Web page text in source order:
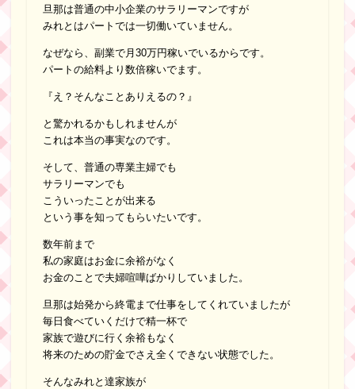
旦那は普通の中小企業のサラリーマンですが
みれとはパートでは一切働いていません。
なぜなら、副業で月30万円稼いでいるからです。
パートの給料より数倍稼いでます。
『え？そんなことありえるの？』
と驚かれるかもしれませんが
これは本当の事実なのです。
そして、普通の専業主婦でも
サラリーマンでも
こういったことが出来る
という事を知ってもらいたいです。
数年前まで
私の家庭はお金に余裕がなく
お金のことで夫婦喧嘩ばかりしていました。
旦那は始発から終電まで仕事をしてくれていましたが
毎日食べていくだけで精一杯で
家族で遊びに行く余裕もなく
将来のための貯金でさえ全くできない状態でした。
そんなみれと達家族が